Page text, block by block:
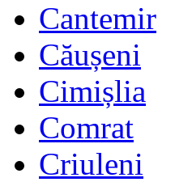
Cantemir
Căușeni
Cimișlia
Comrat
Criuleni